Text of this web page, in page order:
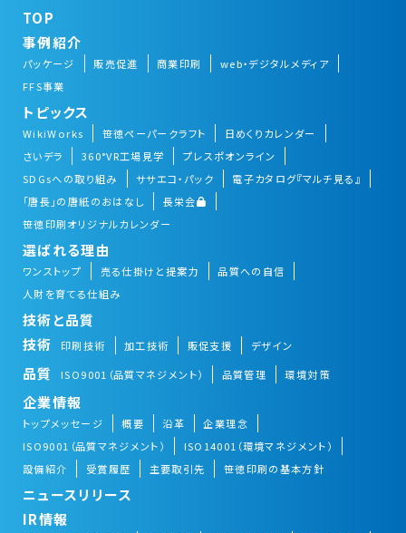
TOP
事例紹介
パッケージ 販売促進 商業印刷
web・デジタルメディア
FFS事業
トピックス
WikiWorks 笹徳ペーパークラフト
日めくりカレンダー
さいデラ
360°VR工場見学
プレスポオンライン
SDGsへの取り組み
ササエコ・パック
電子カタログ『マルチ見る』
「唐長」の唐紙のおはなし
長栄会
笹徳印刷オリジナルカレンダー
選ばれる理由
ワンストップ 売る仕掛けと提案力
品質への自信
人財を育てる仕組み
技術と品質
技術
印刷技術 加工技術 販促支援 デザイン
品質 ISO9001（品質マネジメント） 品質管理 環境対策
企業情報
トップメッセージ 概要 沿革
企業理念
ISO9001（品質マネジメント）
ISO14001（環境マネジメント）
設備紹介
受賞履歴 主要取引先 笹徳印刷の基本方針
ニュースリリース
IR情報